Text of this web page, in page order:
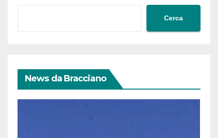
Cerca
News da Bracciano